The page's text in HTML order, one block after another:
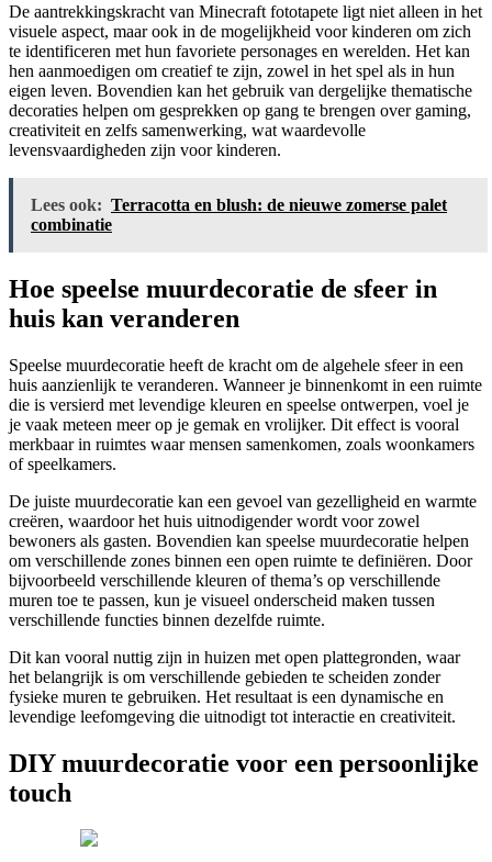
De aantrekkingskracht van Minecraft fototapete ligt niet alleen in het
visuele aspect, maar ook in de mogelijkheid voor kinderen om zich
te identificeren met hun favoriete personages en werelden. Het kan
hen aanmoedigen om creatief te zijn, zowel in het spel als in hun
eigen leven. Bovendien kan het gebruik van dergelijke thematische
decoraties helpen om gesprekken op gang te brengen over gaming,
creativiteit en zelfs samenwerking, wat waardevolle
levensvaardigheden zijn voor kinderen.
Lees ook: Terracotta en blush: de nieuwe zomerse palet
combinatie
Hoe speelse muurdecoratie de sfeer in
huis kan veranderen
Speelse muurdecoratie heeft de kracht om de algehele sfeer in een
huis aanzienlijk te veranderen. Wanneer je binnenkomt in een ruimte
die is versierd met levendige kleuren en speelse ontwerpen, voel je
je vaak meteen meer op je gemak en vrolijker. Dit effect is vooral
merkbaar in ruimtes waar mensen samenkomen, zoals woonkamers
of speelkamers.
De juiste muurdecoratie kan een gevoel van gezelligheid en warmte
creëren, waardoor het huis uitnodigender wordt voor zowel
bewoners als gasten. Bovendien kan speelse muurdecoratie helpen
om verschillende zones binnen een open ruimte te definiëren. Door
bijvoorbeeld verschillende kleuren of thema’s op verschillende
muren toe te passen, kun je visueel onderscheid maken tussen
verschillende functies binnen dezelfde ruimte.
Dit kan vooral nuttig zijn in huizen met open plattegronden, waar
het belangrijk is om verschillende gebieden te scheiden zonder
fysieke muren te gebruiken. Het resultaat is een dynamische en
levendige leefomgeving die uitnodigt tot interactie en creativiteit.
DIY muurdecoratie voor een persoonlijke
touch